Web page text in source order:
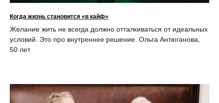
Когда жизнь становится «в кайф»
Желание жить не всегда должно отталкиваться от идеальных
условий. Это про внутреннее решение. Ольга Антюганова,
50 лет